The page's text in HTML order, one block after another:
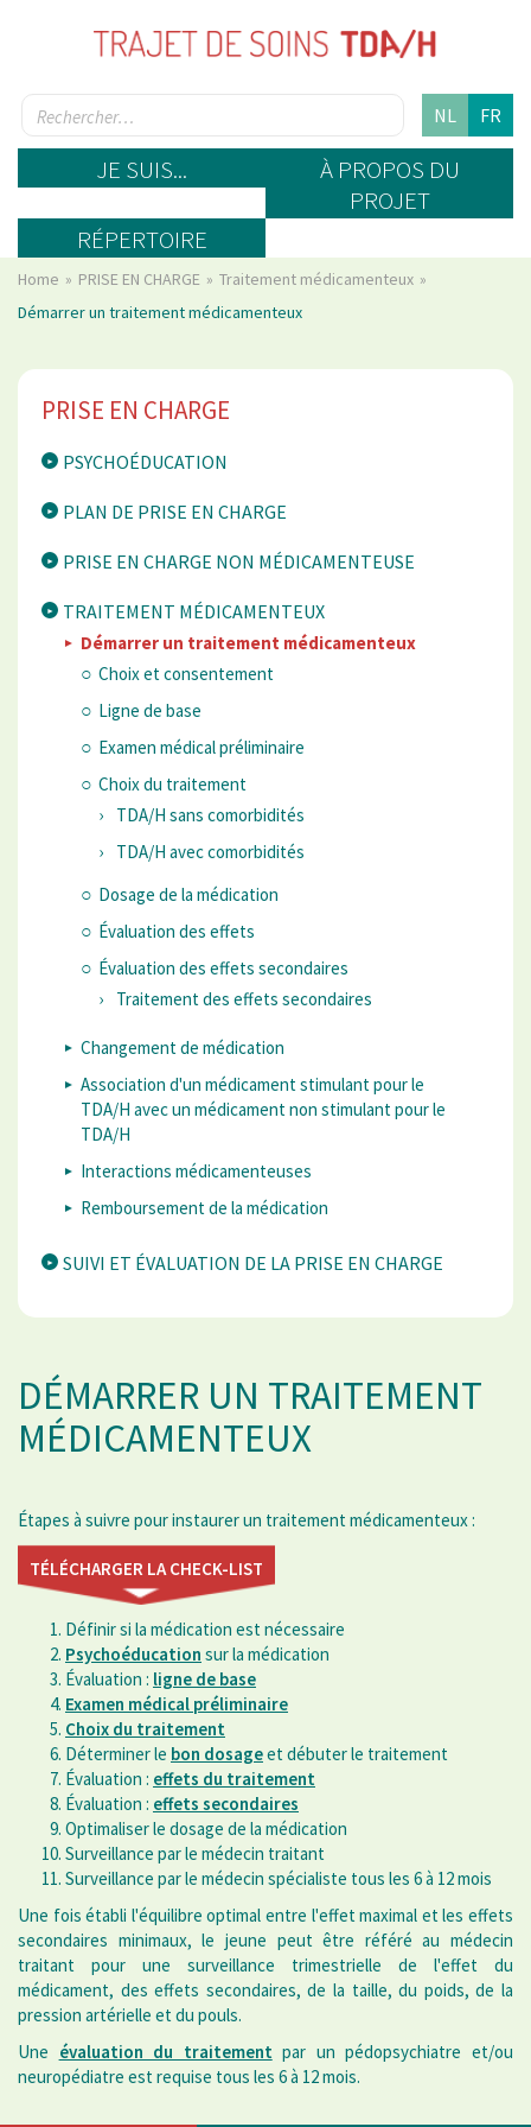
NL FR
JE SUIS...
À PROPOS DU
PROJET
RÉPERTOIRE
Home PRISE EN CHARGE
Traitement médicamenteux
Démarrer un traitement médicamenteux
PRISE EN CHARGE
PSYCHOÉDUCATION
PLAN DE PRISE EN CHARGE
PRISE EN CHARGE NON MÉDICAMENTEUSE
TRAITEMENT MÉDICAMENTEUX
Démarrer un traitement médicamenteux
Choix et consentement
Ligne de base
Examen médical préliminaire
Choix du traitement
TDA/H sans comorbidités
TDA/H avec comorbidités
Dosage de la médication
Évaluation des effets
Évaluation des effets secondaires
Traitement des effets secondaires
Changement de médication
Association d'un médicament stimulant pour le
TDA/H avec un médicament non stimulant pour le
TDA/H
Interactions médicamenteuses
Remboursement de la médication
SUIVI ET ÉVALUATION DE LA PRISE EN CHARGE
DÉMARRER UN TRAITEMENT
MÉDICAMENTEUX
Étapes à suivre pour instaurer un traitement médicamenteux :
TÉLÉCHARGER LA CHECK-LIST
Définir si la médication est nécessaire
Psychoéducation sur la médication
Évaluation : ligne de base
Examen médical préliminaire
Choix du traitement
Déterminer le bon dosageet débuter le traitement
Évaluation : effets du traitement
Évaluation : effets secondaires
Optimaliser le dosage de la médication
Surveillance par le médecin traitant
Surveillance par le médecin spécialiste tous les 6 à 12 mois
Une fois établi l'équilibre optimal entre l'effet maximal et les effets
secondaires minimaux, le jeune peut être référé au médecin
traitant pour une surveillance trimestrielle de l'effet du
médicament, des effets secondaires, de la taille, du poids, de la
pression artérielle et du pouls.
Une évaluation du traitementpar un pédopsychiatre et/ou
neuropédiatre est requise tous les 6 à 12 mois.